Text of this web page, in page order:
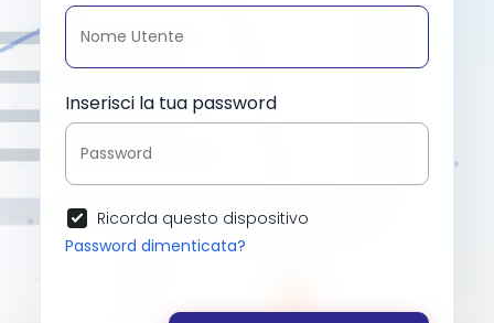
Inserisci la tua password
Ricorda questo dispositivo
Password dimenticata?